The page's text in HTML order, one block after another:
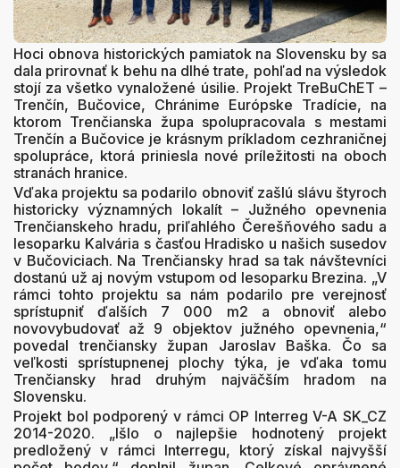
Hoci obnova historických pamiatok na Slovensku by sa
dala prirovnať k behu na dlhé trate, pohľad na výsledok
stojí za všetko vynaložené úsilie. Projekt TreBuChET –
Trenčín, Bučovice, Chránime Európske Tradície, na
ktorom Trenčianska župa spolupracovala s mestami
Trenčín a Bučovice je krásnym príkladom cezhraničnej
spolupráce, ktorá priniesla nové príležitosti na oboch
stranách hranice.
Vďaka projektu sa podarilo obnoviť zašlú slávu štyroch
historicky významných lokalít – Južného opevnenia
Trenčianskeho hradu, priľahlého Čerešňového sadu a
lesoparku Kalvária s časťou Hradisko u našich susedov
v Bučoviciach. Na Trenčiansky hrad sa tak návštevníci
dostanú už aj novým vstupom od lesoparku Brezina. „V
rámci tohto projektu sa nám podarilo pre verejnosť
sprístupniť ďalších 7 000 m2 a obnoviť alebo
novovybudovať až 9 objektov južného opevnenia,“
povedal trenčiansky župan Jaroslav Baška. Čo sa
veľkosti sprístupnenej plochy týka, je vďaka tomu
Trenčiansky hrad druhým najväčším hradom na
Slovensku.
Projekt bol podporený v rámci OP Interreg V-A SK_CZ
2014-2020. „Išlo o najlepšie hodnotený projekt
predložený v rámci Interregu, ktorý získal najvyšší